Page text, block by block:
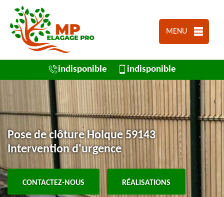
MENU
indisponible indisponible
Pose de clôture Holque 59143
Intervention d'urgence
CONTACTEZ-NOUS RÉALISATIONS